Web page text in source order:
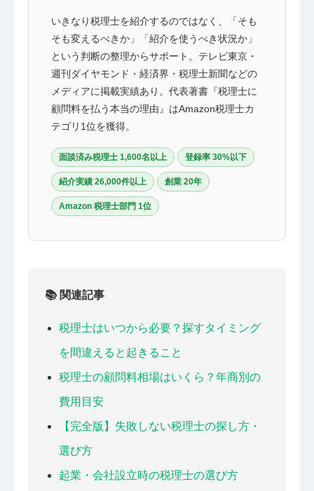
いきなり税理士を紹介するのではなく、「そも
そも変えるべきか」「紹介を使うべき状況か」
という判断の整理からサポート。テレビ東京・
週刊ダイヤモンド・経済界・税理士新聞などの
メディアに掲載実績あり。代表著書『税理士に
顧問料を払う本当の理由』はAmazon税理士カ
テゴリ1位を獲得。
面談済み税理士 1,600名以上 登録率 30%以下
紹介実績 26,000件以上 創業 20年
Amazon 税理士部門 1位
📚 関連記事
税理士はいつから必要？探すタイミング
を間違えると起きること
税理士の顧問料相場はいくら？年商別の
費用目安
【完全版】失敗しない税理士の探し方・
選び方
起業・会社設立時の税理士の選び方